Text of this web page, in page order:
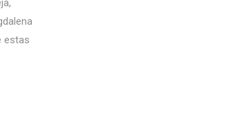
estas